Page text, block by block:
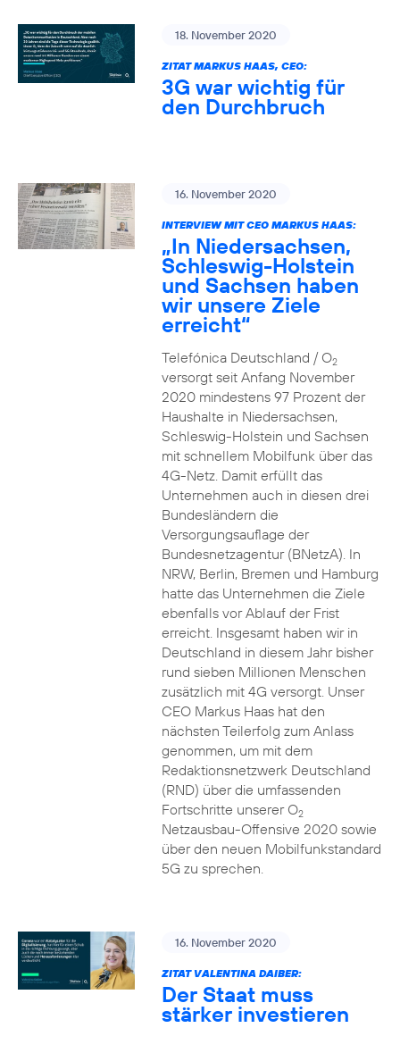
18. November 2020
ZITAT MARKUS HAAS, CEO:
3G war wichtig für
den Durchbruch
16. November 2020
INTERVIEW MIT CEO MARKUS HAAS:
„In Niedersachsen,
Schleswig-Holstein
und Sachsen haben
wir unsere Ziele
erreicht“
Telefónica Deutschland / O2
versorgt seit Anfang November
2020 mindestens 97 Prozent der
Haushalte in Niedersachsen,
Schleswig-Holstein und Sachsen
mit schnellem Mobilfunk über das
4G-Netz. Damit erfüllt das
Unternehmen auch in diesen drei
Bundesländern die
Versorgungsauflage der
Bundesnetzagentur (BNetzA). In
NRW, Berlin, Bremen und Hamburg
hatte das Unternehmen die Ziele
ebenfalls vor Ablauf der Frist
erreicht. Insgesamt haben wir in
Deutschland in diesem Jahr bisher
rund sieben Millionen Menschen
zusätzlich mit 4G versorgt. Unser
CEO Markus Haas hat den
nächsten Teilerfolg zum Anlass
genommen, um mit dem
Redaktionsnetzwerk Deutschland
(RND) über die umfassenden
Fortschritte unserer O2
Netzausbau-Offensive 2020 sowie
über den neuen Mobilfunkstandard
5G zu sprechen.
16. November 2020
ZITAT VALENTINA DAIBER:
Der Staat muss
stärker investieren